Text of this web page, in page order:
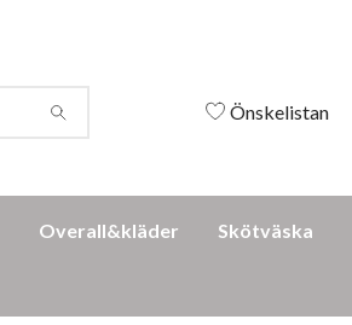
Önskelistan
Overall&kläder Skötväska